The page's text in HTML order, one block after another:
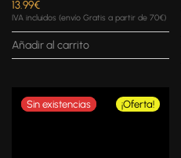
13.99€
IVA incluidos (envío Gratis a partir de 70€)
Añadir al carrito
¡Oferta!